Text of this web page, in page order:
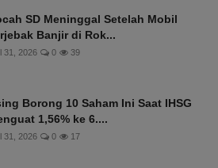
SD Meninggal Setelah Mobil
Banjir di Rok...
31, 2026 0 39
Borong 10 Saham Ini Saat IHSG
1,56% ke 6....
31, 2026 0 17